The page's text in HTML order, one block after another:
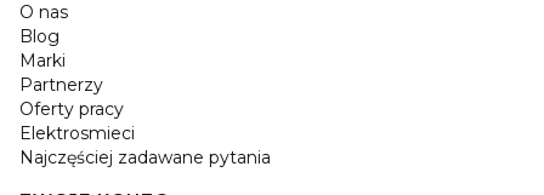
O nas
Blog
Marki
Partnerzy
Oferty pracy
Elektrosmieci
Najczęściej zadawane pytania